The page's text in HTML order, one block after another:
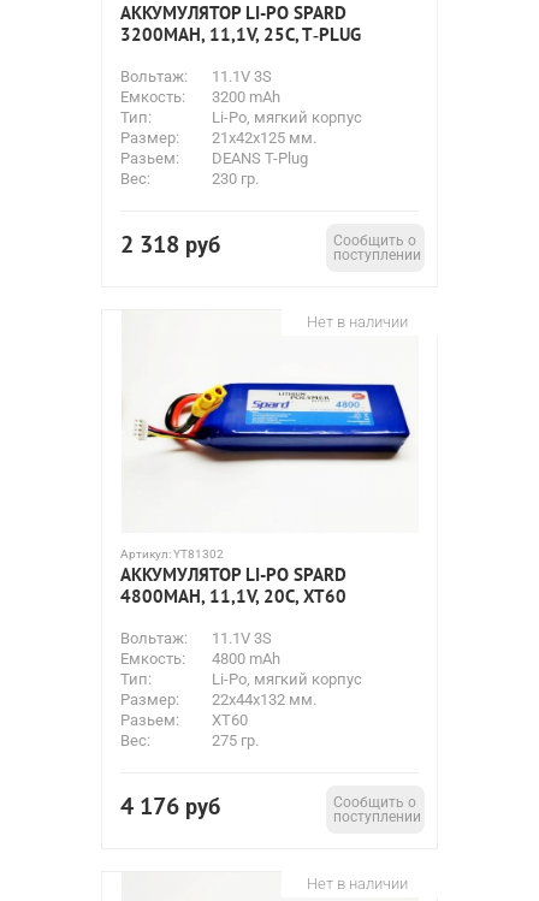
АККУМУЛЯТОР LI-PO SPARD
3200MAH, 11,1V, 25C, T‐PLUG
Вольтаж:
11.1V 3S
Емкость:
3200 mAh
Тип:
Li-Po, мягкий корпус
Размер:
21x42x125 мм.
Разьем:
DEANS T-Plug
Вес:
230 гр.
2 318 руб
Сообщить о
поступлении
Нет в наличии
Артикул:YT81302
АККУМУЛЯТОР LI-PO SPARD
4800MAH, 11,1V, 20C, XT60
Вольтаж:
11.1V 3S
Емкость:
4800 mAh
Тип:
Li-Po, мягкий корпус
Размер:
22x44x132 мм.
Разьем:
XT60
Вес:
275 гр.
4 176 руб
Сообщить о
поступлении
Нет в наличии